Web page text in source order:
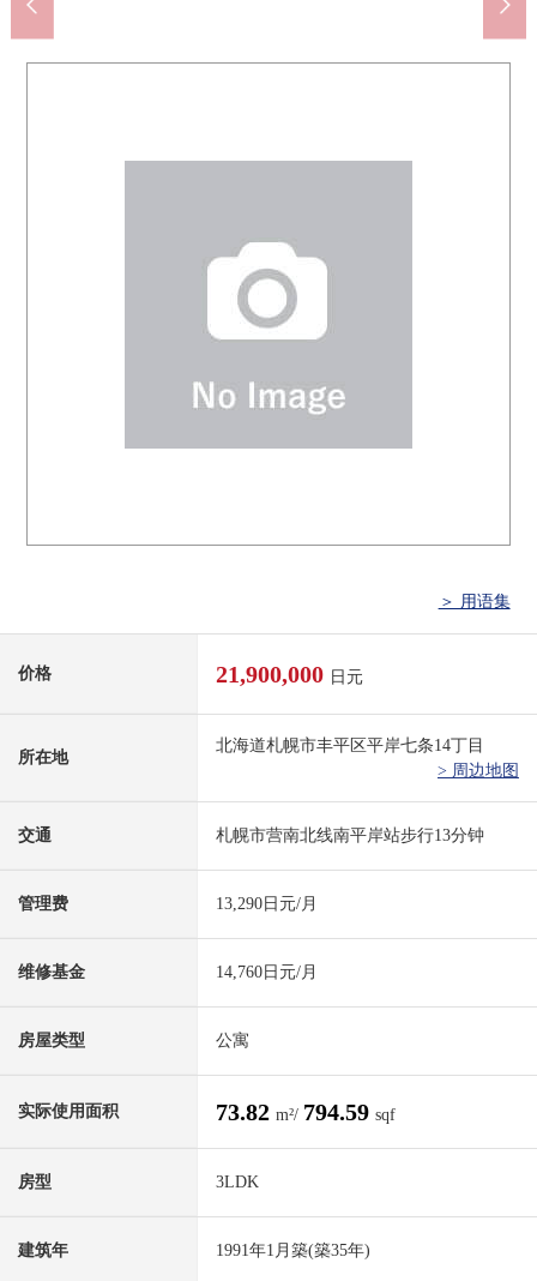
＞ 用语集
价格 21,900,000 日元
所在地
北海道札幌市丰平区平岸七条14丁目
> 周边地图
交通 札幌市营南北线南平岸站步行13分钟
管理费 13,290日元/月
维修基金 14,760日元/月
房屋类型 公寓
实际使用面积 73.82 m²/ 794.59 sqf
房型 3LDK
建筑年 1991年1月築(築35年)